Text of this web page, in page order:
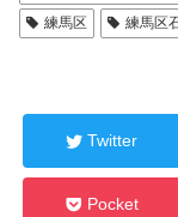
練馬区
練馬区
Twitter
Pocket